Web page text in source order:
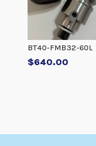
BT40-FMB32-60L
$640.00